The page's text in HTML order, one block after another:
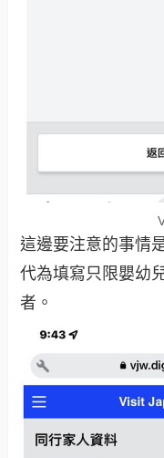
這邊要注意的事情
代為填寫只限嬰幼
者。